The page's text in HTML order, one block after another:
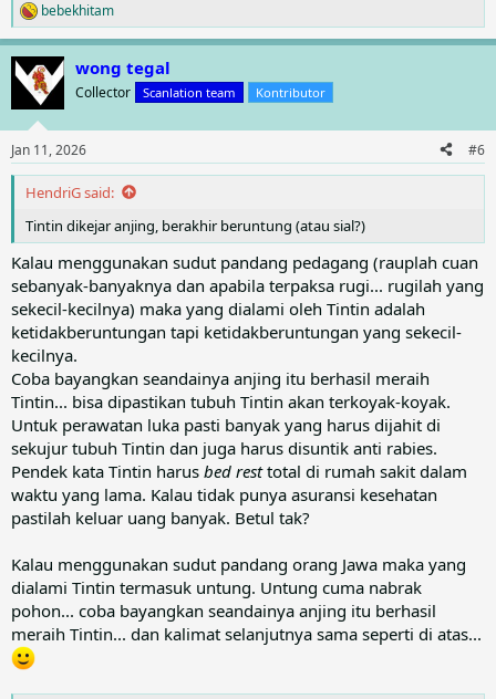
R
e
a
c
t
i
s
:
bebekhitam
wong tegal
Collector Scanlation team Kontributor
Jan 11, 2026 #6
HendriG said:
Tintin dikejar anjing, berakhir beruntung (atau sial?)
Kalau menggunakan sudut pandang pedagang (rauplah cuan
sebanyak-banyaknya dan apabila terpaksa rugi... rugilah yang
sekecil-kecilnya) maka yang dialami oleh Tintin adalah
ketidakberuntungan tapi ketidakberuntungan yang sekecil-
kecilnya.
Coba bayangkan seandainya anjing itu berhasil meraih
Tintin... bisa dipastikan tubuh Tintin akan terkoyak-koyak.
Untuk perawatan luka pasti banyak yang harus dijahit di
sekujur tubuh Tintin dan juga harus disuntik anti rabies.
Pendek kata Tintin harus bed resttotal di rumah sakit dalam
waktu yang lama. Kalau tidak punya asuransi kesehatan
pastilah keluar uang banyak. Betul tak?
Kalau menggunakan sudut pandang orang Jawa maka yang
dialami Tintin termasuk untung. Untung cuma nabrak
pohon... coba bayangkan seandainya anjing itu berhasil
meraih Tintin... dan kalimat selanjutnya sama seperti di atas...